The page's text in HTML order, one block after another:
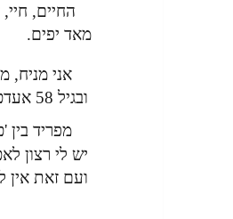
החיים,
מאד יפים.
אני מניח,
ובגיל 58 אעדכן את תוכניותיי, ומה שלא נכלל בהן.
מפריד בין
יש לי רצון
ועם זאת אין